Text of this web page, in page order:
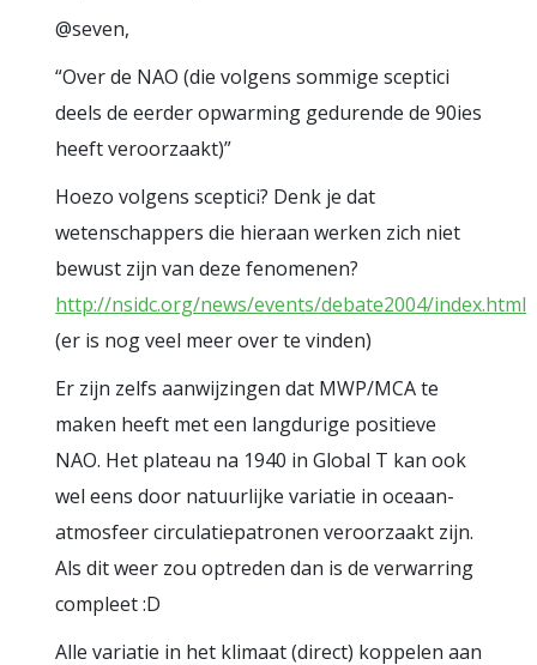
@seven,
“Over de NAO (die volgens sommige sceptici
deels de eerder opwarming gedurende de 90ies
heeft veroorzaakt)”
Hoezo volgens sceptici? Denk je dat
wetenschappers die hieraan werken zich niet
bewust zijn van deze fenomenen?
http://nsidc.org/news/events/debate2004/index.html
(er is nog veel meer over te vinden)
Er zijn zelfs aanwijzingen dat MWP/MCA te
maken heeft met een langdurige positieve
NAO. Het plateau na 1940 in Global T kan ook
wel eens door natuurlijke variatie in oceaan-
atmosfeer circulatiepatronen veroorzaakt zijn.
Als dit weer zou optreden dan is de verwarring
compleet :D
Alle variatie in het klimaat (direct) koppelen aan